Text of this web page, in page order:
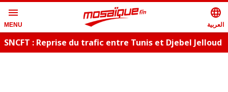
menu
MENU
language
العربية
SNCFT : Reprise du trafic entre Tunis et Djebel Jelloud